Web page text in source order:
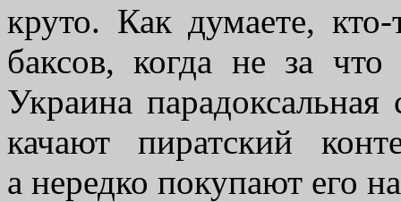
круто. Как думаете,
баксов, когда не за
Украина
качают пиратский
а нередко покупают его